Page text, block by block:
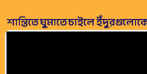
শান্তিতে ঘুমাতে চাইলে